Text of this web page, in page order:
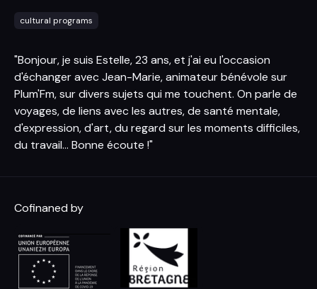
cultural programs
"Bonjour, je suis Estelle, 23 ans, et j'ai eu l'occasion
d'échanger avec Jean-Marie, animateur bénévole sur
Plum'Fm, sur divers sujets qui me touchent. On parle de
voyages, de liens avec les autres, de santé mentale,
d'expression, d'art, du regard sur les moments difficiles,
du travail... Bonne écoute !"
Cofinaned by